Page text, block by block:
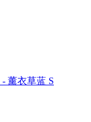
薰衣草蓝 S